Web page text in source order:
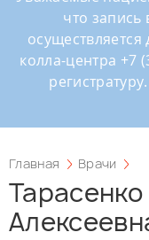
что
колла-центра +7
Главная Врачи